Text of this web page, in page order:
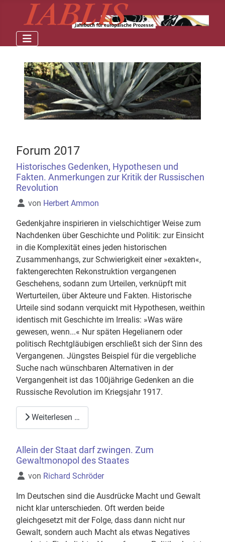
Forum 2017
Historisches Gedenken, Hypothesen und
Fakten. Anmerkungen zur Kritik der Russischen
Revolution
Details
von Herbert Ammon
Gedenkjahre inspirieren in vielschichtiger Weise zum
Nachdenken über Geschichte und Politik: zur Einsicht
in die Komplexität eines jeden historischen
Zusammenhangs, zur Schwierigkeit einer »exakten«,
faktengerechten Rekonstruktion vergangenen
Geschehens, sodann zum Urteilen, verknüpft mit
Werturteilen, über Akteure und Fakten. Historische
Urteile sind sodann verquickt mit Hypothesen, weithin
identisch mit Geschichte im Irrealis: »Was wäre
gewesen, wenn...« Nur späten Hegelianern oder
politisch Rechtgläubigen erschließt sich der Sinn des
Vergangenen. Jüngstes Beispiel für die vergebliche
Suche nach wünschbaren Alternativen in der
Vergangenheit ist das 100jährige Gedenken an die
Russische Revolution im Kriegsjahr 1917.
Weiterlesen …
Allein der Staat darf zwingen. Zum
Gewaltmonopol des Staates
Details
von Richard Schröder
Im Deutschen sind die Ausdrücke Macht und Gewalt
nicht klar unterschieden. Oft werden beide
gleichgesetzt mit der Folge, dass dann nicht nur
Gewalt, sondern auch Macht als etwas Negatives